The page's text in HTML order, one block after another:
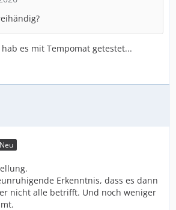
es mit Tempomat getestet...
Neu
Erkenntnis, dass es dann
nicht alle betrifft. Und noch weniger